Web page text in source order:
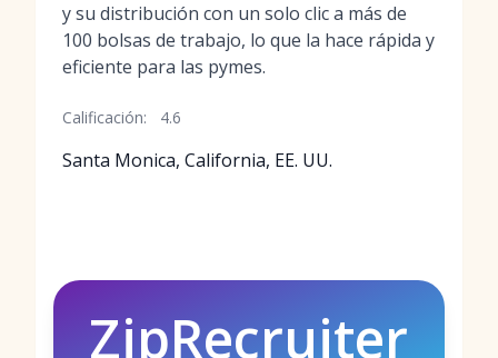
y su distribución con un solo clic a más de
100 bolsas de trabajo, lo que la hace rápida y
eficiente para las pymes.
Calificación: 4.6
Santa Monica, California, EE. UU.
ZipRecruiter